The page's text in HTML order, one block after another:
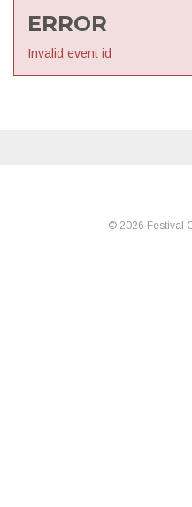
ERROR
Invalid event id
© 2026 Festival